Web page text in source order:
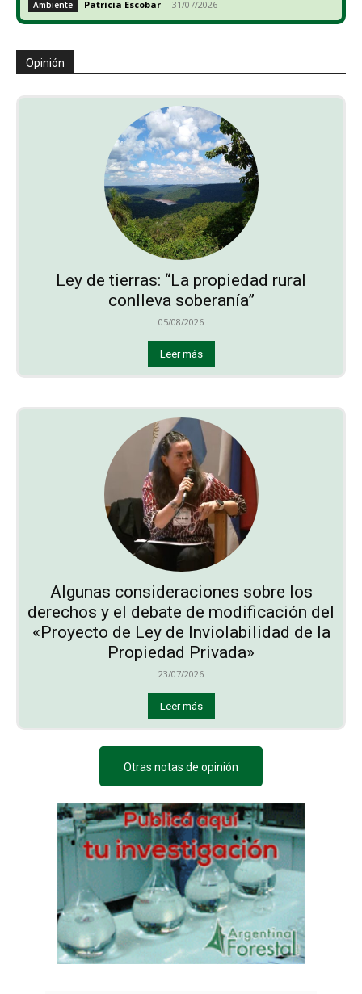
Ambiente Patricia Escobar - 31/07/2026
Opinión
Ley de tierras: “La propiedad rural
conlleva soberanía”
05/08/2026
Leer más
Algunas consideraciones sobre los
derechos y el debate de modificación del
«Proyecto de Ley de Inviolabilidad de la
Propiedad Privada»
23/07/2026
Leer más
Otras notas de opinión